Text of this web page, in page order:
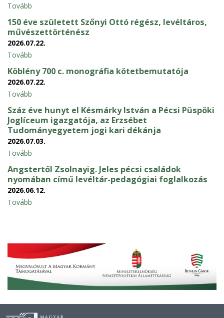
Tovább
150 éve született Szőnyi Ottó régész, levéltáros,
művészettörténész
2026.07.22.
Tovább
Köblény 700 c. monográfia kötetbemutatója
2026.07.22.
Tovább
Száz éve hunyt el Késmárky István a Pécsi Püspöki
Joglíceum igazgatója, az Erzsébet
Tudományegyetem jogi kari dékánja
2026.07.03.
Tovább
Angstertől Zsolnayig. Jeles pécsi családok
nyomában című levéltár-pedagógiai foglalkozás
2026.06.12.
Tovább